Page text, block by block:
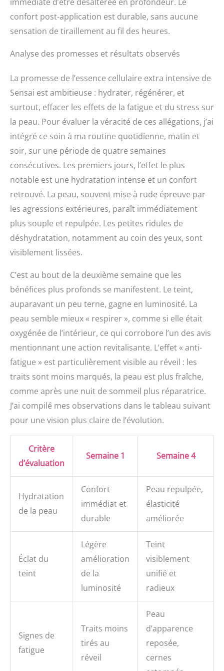
confort post-application est durable, sans aucune
sensation de tiraillement au fil des heures.
Analyse des promesses et résultats observés
La promesse de l’essence cellulaire extra intensive de
Sensai est ambitieuse : hydrater, régénérer, et
surtout, effacer les effets de la fatigue et du stress sur
la peau. Pour évaluer la véracité de ces allégations, j’ai
intégré ce soin à ma routine quotidienne, matin et
soir, sur une période de quatre semaines
consécutives. Les premiers jours, l’effet le plus
notable est une hydratation intense et un confort
retrouvé. La peau, souvent mise à rude épreuve par
les agressions extérieures, paraît immédiatement
plus souple et repulpée. Les petites ridules de
déshydratation, notamment au coin des yeux, sont
visiblement lissées.
C’est au bout de la deuxième semaine que les
bénéfices plus profonds se manifestent. Le teint,
auparavant un peu terne, gagne en luminosité. La
peau semble mieux « respirer », comme si elle était
oxygénée de l’intérieur, ce qui corrobore l’un des avis
mentionnant une action revitalisante. L’effet « anti-
fatigue » est particulièrement visible au réveil : les
traits sont moins marqués, la peau est plus fraîche,
comme après une nuit de sommeil plus réparatrice.
J’ai compilé mes observations dans le tableau suivant
pour une vision plus claire de l’évolution.
Critère
d’évaluation
Semaine 1 Semaine 4
Hydratation
de la peau
Confort
immédiat et
durable
Peau repulpée,
élasticité
améliorée
Éclat du
teint
Légère
amélioration
de la
luminosité
Teint
visiblement
unifié et
radieux
Signes de
fatigue
Traits moins
tirés au
réveil
Peau
d’apparence
reposée,
cernes